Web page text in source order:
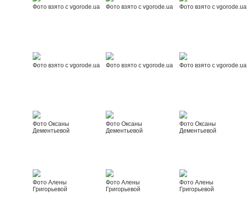
Фото взято с vgorode.ua Фото взято с vgorode.ua Фото взято с vgorode.ua
Фото взято с vgorode.ua Фото взято с vgorode.ua Фото взято с vgorode.ua
Фото Оксаны
Дементьевой
Фото Оксаны
Дементьевой
Фото Оксаны
Дементьевой
Фото Алены
Григорьевой
Фото Алены
Григорьевой
Фото Алены
Григорьевой